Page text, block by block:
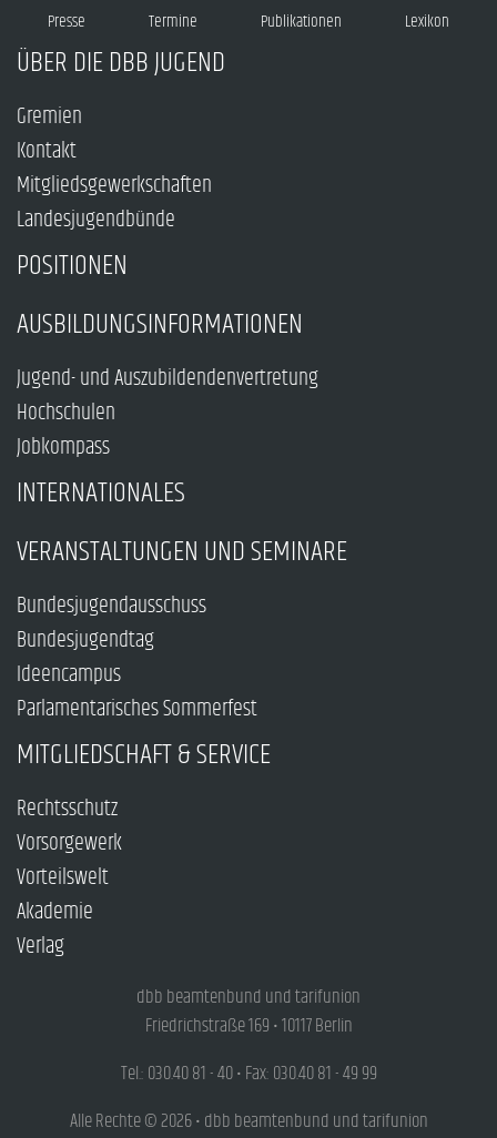
Presse Termine Publikationen Lexikon
ÜBER DIE DBB JUGEND
Gremien
Kontakt
Mitgliedsgewerkschaften
Landesjugendbünde
POSITIONEN
AUSBILDUNGSINFORMATIONEN
Jugend- und Auszubildendenvertretung
Hochschulen
Jobkompass
INTERNATIONALES
VERANSTALTUNGEN UND SEMINARE
Bundesjugendausschuss
Bundesjugendtag
Ideencampus
Parlamentarisches Sommerfest
MITGLIEDSCHAFT & SERVICE
Rechtsschutz
Vorsorgewerk
Vorteilswelt
Akademie
Verlag
dbb beamtenbund und tarifunion
Friedrichstraße 169 • 10117 Berlin
Tel.: 030.40 81 - 40 • Fax: 030.40 81 - 49 99
Alle Rechte © 2026 • dbb beamtenbund und tarifunion